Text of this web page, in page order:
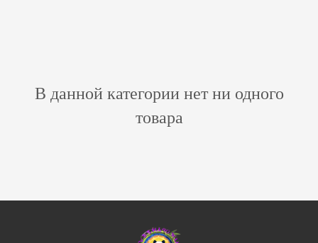
В данной категории нет ни одного
товара